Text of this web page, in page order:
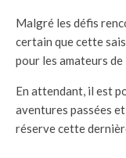
Malgré les défis
certain que cette
pour les amateurs de
En attendant, il est
aventures passées
réserve cette